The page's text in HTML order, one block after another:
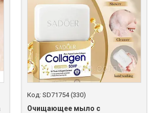
SD71754 (330)
Очищающее мыло с